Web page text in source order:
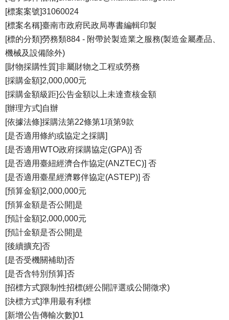
[標案案號]31060024
[標案名稱]臺南市政府民政局專書編輯印製
[標的分類]勞務類884 - 附帶於製造業之服務(製造金屬產品、
機械及設備除外)
[財物採購性質]非屬財物之工程或勞務
[採購金額]2,000,000元
[採購金額級距]公告金額以上未達查核金額
[辦理方式]自辦
[依據法條]採購法第22條第1項第9款
[是否適用條約或協定之採購]
[是否適用WTO政府採購協定(GPA)] 否
[是否適用臺紐經濟合作協定(ANZTEC)] 否
[是否適用臺星經濟夥伴協定(ASTEP)] 否
[預算金額]2,000,000元
[預算金額是否公開]是
[預計金額]2,000,000元
[預計金額是否公開]是
[後續擴充]否
[是否受機關補助]否
[是否含特別預算]否
[招標方式]限制性招標(經公開評選或公開徵求)
[決標方式]準用最有利標
[新增公告傳輸次數]01